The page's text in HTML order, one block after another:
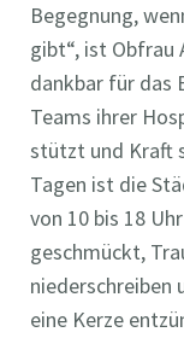
Begegnung,
gibt“, ist Obfrau
dankbar für das
Teams ihrer
stützt und Kraft
Tagen ist die
von 10 bis 18
geschmückt,
niederschreiben
eine Kerze